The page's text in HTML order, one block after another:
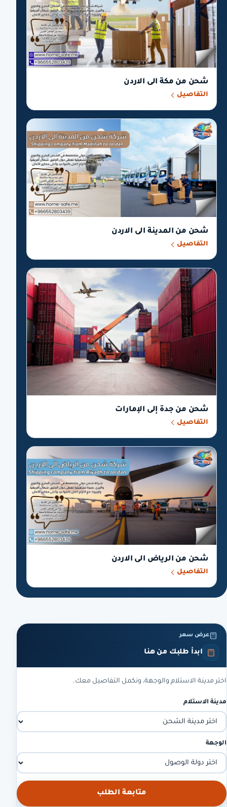
شحن من مكة الى الاردن
التفاصيل
شحن من المدينة الى الاردن
التفاصيل
شحن من جدة إلى الإمارات
التفاصيل
شحن من الرياض الى الاردن
التفاصيل
عرض سعر
ابدأ طلبك من هنا
اختر مدينة الاستلام والوجهة، ونكمل التفاصيل معك.
مدينة الاستلام
الوجهة
متابعة الطلب